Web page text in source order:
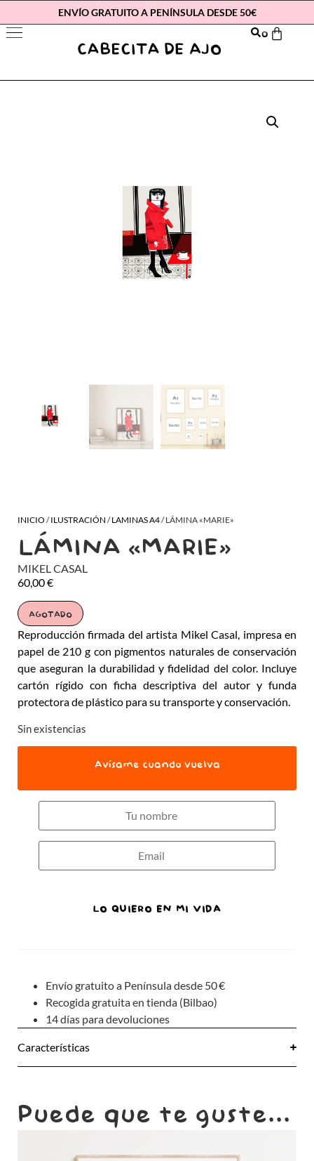
ENVÍO GRATUITO A PENÍNSULA DESDE 50€
0
INICIO /ILUSTRACIÓN /LAMINAS A4/ LÁMINA «MARIE»
LÁMINA «MARIE»
MIKEL CASAL
60,00€
AGOTADO
Reproducción firmada del artista Mikel Casal, impresa en
papel de 210 g con pigmentos naturales de conservación
que aseguran la durabilidad y fidelidad del color. Incluye
cartón rígido con ficha descriptiva del autor y funda
protectora de plástico para su transporte y conservación.
Sin existencias
Avísame cuando vuelva
LO QUIERO EN MI VIDA
Envío gratuito a Península desde 50 €
Recogida gratuita en tienda (Bilbao)
14 días para devoluciones
Características
Puede que te guste...